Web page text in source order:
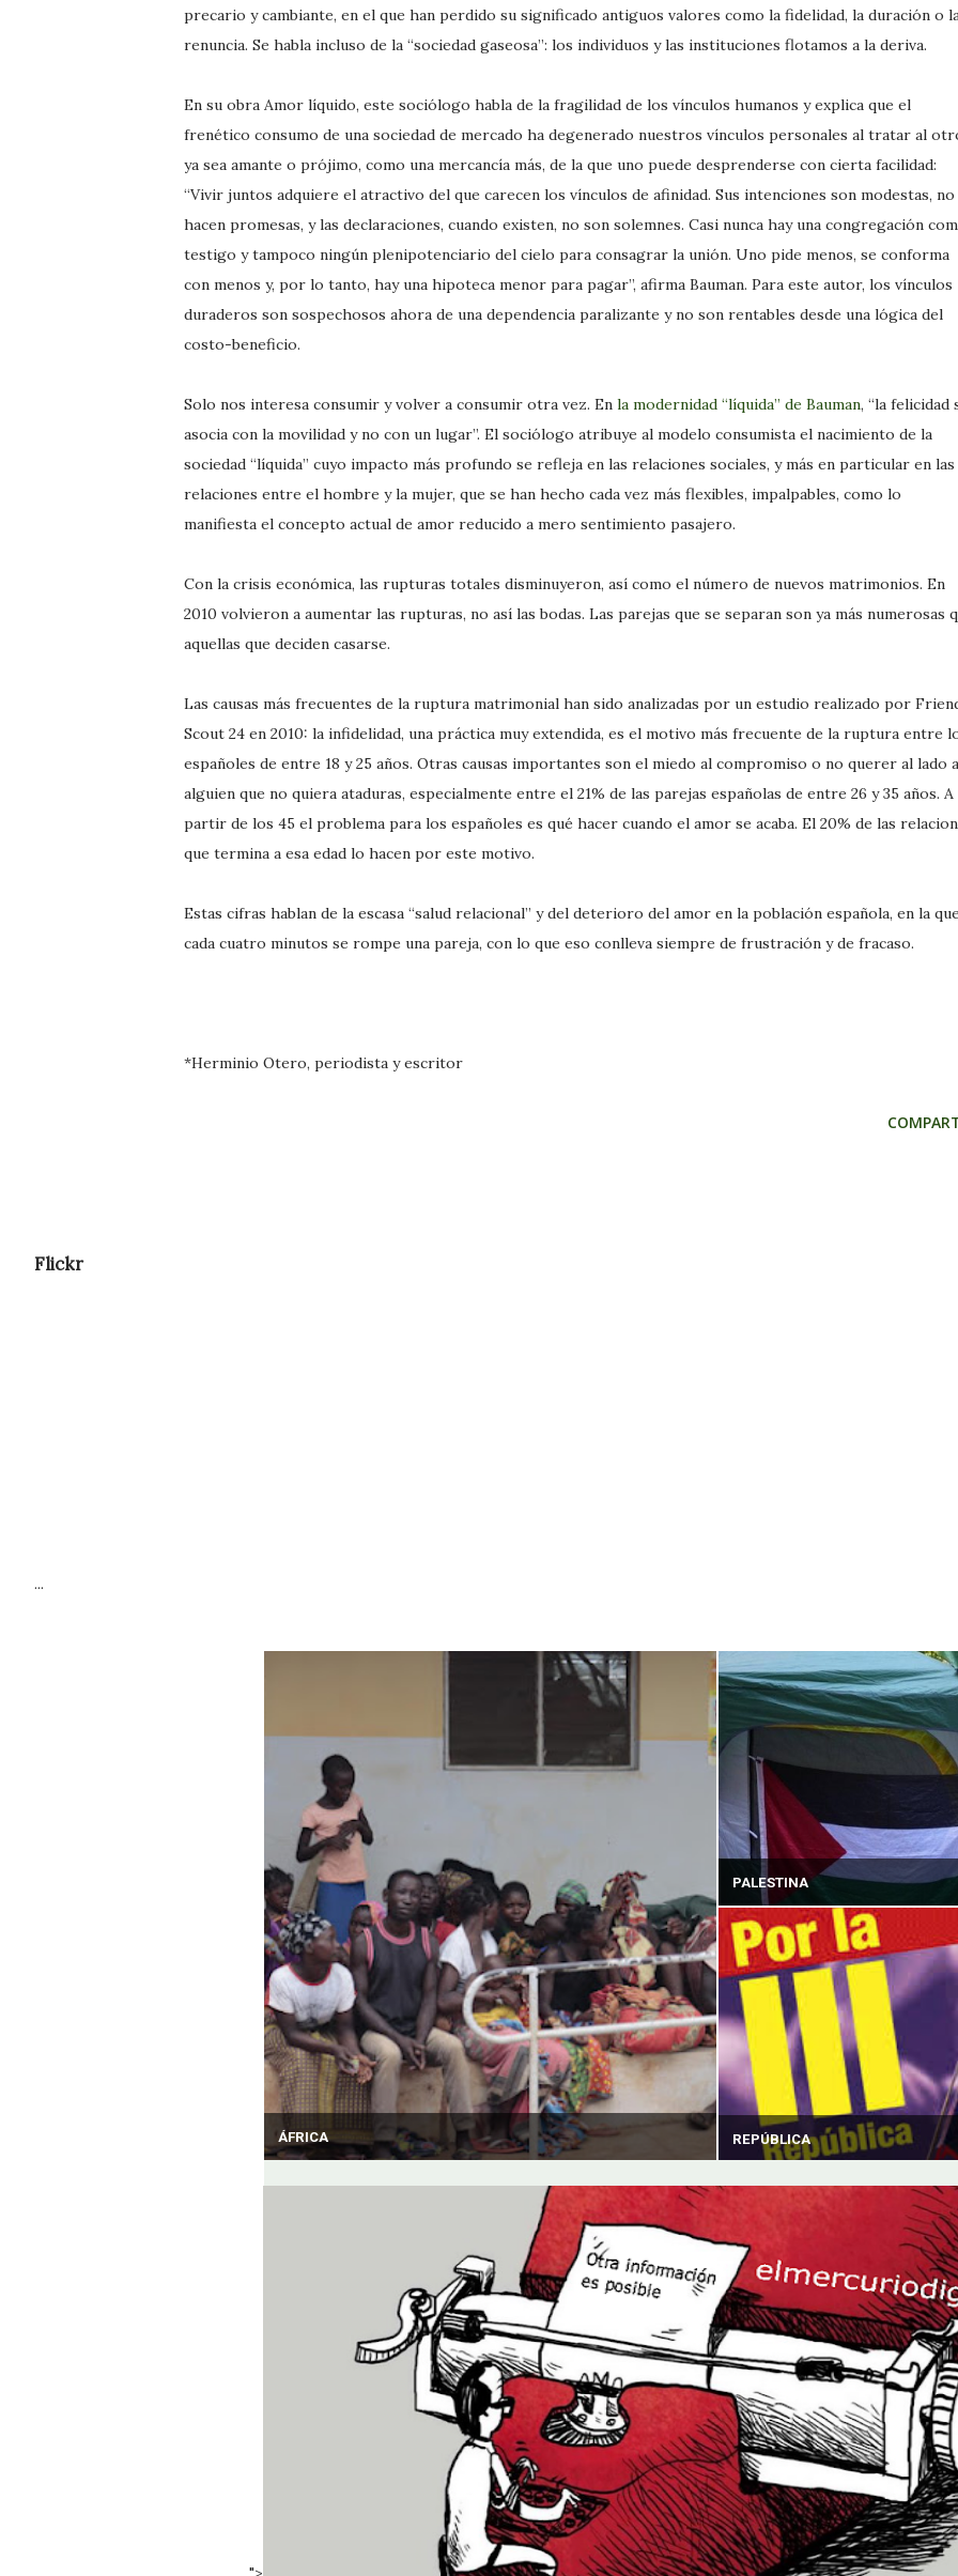
precario y cambiante, en el que han perdido su significado antiguos valores como la fidelidad, la duración o
renuncia. Se habla incluso de la “sociedad gaseosa”: los individuos y las instituciones flotamos a la deriva.
En su obra Amor líquido, este sociólogo habla de la fragilidad de los vínculos humanos y explica que el
frenético consumo de una sociedad de mercado ha degenerado nuestros vínculos personales al tratar al
ya sea amante o prójimo, como una mercancía más, de la que uno puede desprenderse con cierta facilidad:
“Vivir juntos adquiere el atractivo del que carecen los vínculos de afinidad. Sus intenciones son modestas, no
hacen promesas, y las declaraciones, cuando existen, no son solemnes. Casi nunca hay una congregación
testigo y tampoco ningún plenipotenciario del cielo para consagrar la unión. Uno pide menos, se conforma
con menos y, por lo tanto, hay una hipoteca menor para pagar”, afirma Bauman. Para este autor, los vínculos
duraderos son sospechosos ahora de una dependencia paralizante y no son rentables desde una lógica del
costo-beneficio.
Solo nos interesa consumir y volver a consumir otra vez. En la modernidad “líquida” de Bauman, “la felicidad
asocia con la movilidad y no con un lugar”. El sociólogo atribuye al modelo consumista el nacimiento de la
sociedad “líquida” cuyo impacto más profundo se refleja en las relaciones sociales, y más en particular en las
relaciones entre el hombre y la mujer, que se han hecho cada vez más flexibles, impalpables, como lo
manifiesta el concepto actual de amor reducido a mero sentimiento pasajero.
Con la crisis económica, las rupturas totales disminuyeron, así como el número de nuevos matrimonios. En
2010 volvieron a aumentar las rupturas, no así las bodas. Las parejas que se separan son ya más numerosas
aquellas que deciden casarse.
Las causas más frecuentes de la ruptura matrimonial han sido analizadas por un estudio realizado por
Scout 24 en 2010: la infidelidad, una práctica muy extendida, es el motivo más frecuente de la ruptura entre
españoles de entre 18 y 25 años. Otras causas importantes son el miedo al compromiso o no querer al lado a
alguien que no quiera ataduras, especialmente entre el 21% de las parejas españolas de entre 26 y 35 años. A
partir de los 45 el problema para los españoles es qué hacer cuando el amor se acaba. El 20% de las
que termina a esa edad lo hacen por este motivo.
Estas cifras hablan de la escasa “salud relacional” y del deterioro del amor en la población española, en la que
cada cuatro minutos se rompe una pareja, con lo que eso conlleva siempre de frustración y de fracaso.
*Herminio Otero, periodista y escritor
Flickr
...
ÁFRICA
PALESTINA
REPÚBLICA